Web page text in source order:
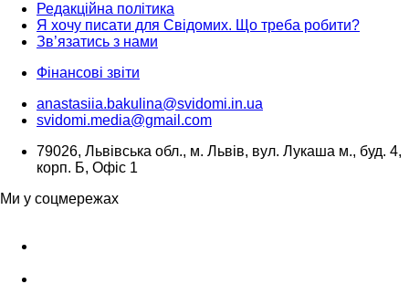
Редакційна політика
Я хочу писати для Свідомих. Що треба робити?
Зв’язатись з нами
Фінансові звіти
anastasiia.bakulina@svidomi.in.ua
svidomi.media@gmail.com
79026, Львівська обл., м. Львів, вул. Лукаша м., буд. 4,
корп. Б, Офіс 1
Ми у соцмережах